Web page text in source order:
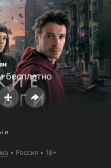
бесплатно
Россия 18+
соглашение
Для партнёров
промокод
каналы Контакты